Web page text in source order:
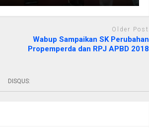
Older Post
Wabup Sampaikan SK Perubahan
Propemperda dan RPJ APBD 2018
DISQUS: